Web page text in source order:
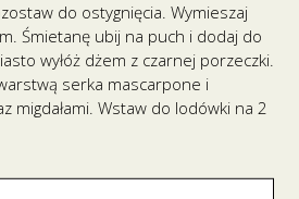
do ostygnięcia. Wymieszaj
Śmietanę ubij na puch i dodaj do
wyłóż dżem z czarnej porzeczki.
serka mascarpone i
migdałami. Wstaw do lodówki na 2